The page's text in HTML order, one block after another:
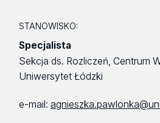
STANOWISKO:
Specjalista
Sekcja ds. Rozliczeń, Centrum
Uniwersytet Łódzki
e-mail: